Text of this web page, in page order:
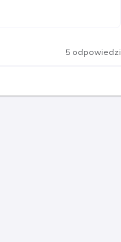
5 odpowiedzi